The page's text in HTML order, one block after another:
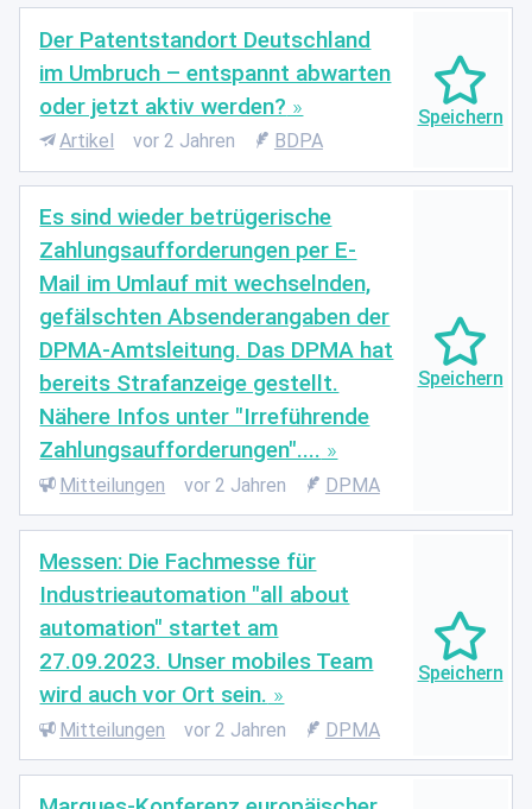
Der Patentstandort Deutschland
im Umbruch – entspannt abwarten
oder jetzt aktiv werden?
Artikel vor 2 Jahren BDPA
Es sind wieder betrügerische
Zahlungsaufforderungen per E-
Mail im Umlauf mit wechselnden,
gefälschten Absenderangaben der
DPMA-Amtsleitung. Das DPMA hat
bereits Strafanzeige gestellt.
Nähere Infos unter "Irreführende
Zahlungsaufforderungen"....
Mitteilungen vor 2 Jahren DPMA
Messen: Die Fachmesse für
Industrieautomation "all about
automation" startet am
27.09.2023. Unser mobiles Team
wird auch vor Ort sein.
Mitteilungen vor 2 Jahren DPMA